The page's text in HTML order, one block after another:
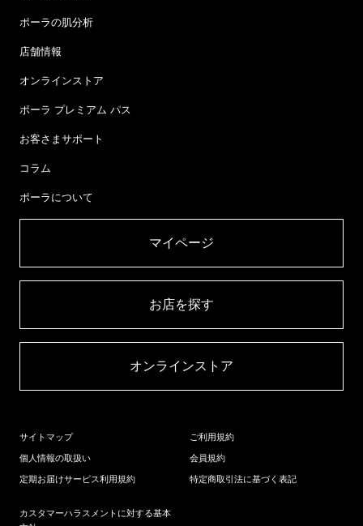
ポーラの肌分析
店舗情報
オンラインストア
ポーラ プレミアム パス
お客さまサポート
コラム
ポーラについて
マイページ​
お店を探す​
オンラインストア​
サイトマップ
個人情報の取扱い
定期お届けサービス利用規約
ご利用規約
会員規約
特定商取引法に基づく表記
カスタマーハラスメントに対する基本